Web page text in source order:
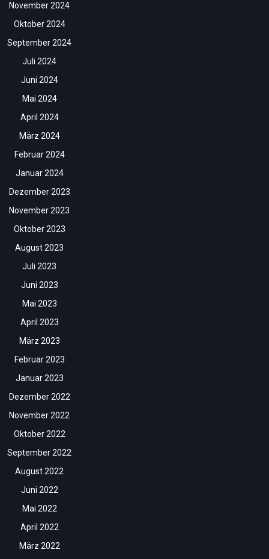
November 2024
Oktober 2024
September 2024
Juli 2024
Juni 2024
Mai 2024
April 2024
März 2024
Februar 2024
Januar 2024
Dezember 2023
November 2023
Oktober 2023
August 2023
Juli 2023
Juni 2023
Mai 2023
April 2023
März 2023
Februar 2023
Januar 2023
Dezember 2022
November 2022
Oktober 2022
September 2022
August 2022
Juni 2022
Mai 2022
April 2022
März 2022